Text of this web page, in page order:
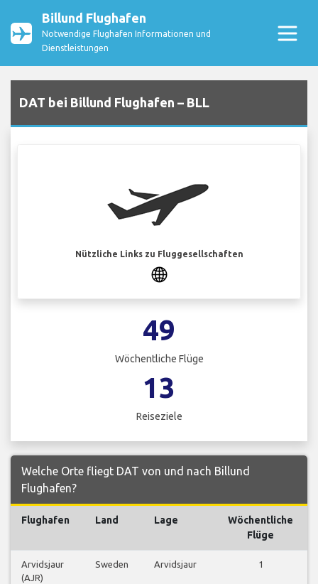
Billund Flughafen
Notwendige Flughafen Informationen und
Dienstleistungen
DAT bei Billund Flughafen – BLL
Nützliche Links zu Fluggesellschaften
49
Wöchentliche Flüge
13
Reiseziele
Welche Orte fliegt DAT von und nach Billund
Flughafen?
Flughafen Land Lage
Wöchentliche
Flüge
Arvidsjaur
(AJR)
Sweden Arvidsjaur
1